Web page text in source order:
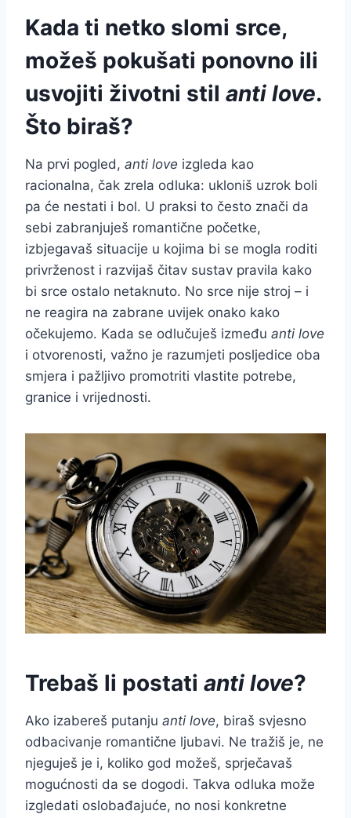
Kada ti netko slomi srce,
možeš pokušati ponovno ili
usvojiti životni stil anti love.
Što biraš?
Na prvi pogled, anti love izgleda kao
racionalna, čak zrela odluka: ukloniš uzrok boli
pa će nestati i bol. U praksi to često znači da
sebi zabranjuješ romantične početke,
izbjegavaš situacije u kojima bi se mogla roditi
privrženost i razvijaš čitav sustav pravila kako
bi srce ostalo netaknuto. No srce nije stroj – i
ne reagira na zabrane uvijek onako kako
očekujemo. Kada se odlučuješ između anti love
i otvorenosti, važno je razumjeti posljedice oba
smjera i pažljivo promotriti vlastite potrebe,
granice i vrijednosti.
Trebaš li postati anti love?
Ako izabereš putanju anti love, biraš svjesno
odbacivanje romantične ljubavi. Ne tražiš je, ne
njeguješ je i, koliko god možeš, sprječavaš
mogućnosti da se dogodi. Takva odluka može
izgledati oslobađajuće, no nosi konkretne